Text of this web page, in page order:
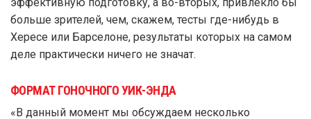
больше зрителей, чем, скажем, тесты где-нибудь в
Хересе или Барселоне, результаты которых на самом
деле практически ничего не значат.
ФОРМАТ ГОНОЧНОГО УИК-ЭНДА
«В данный момент мы обсуждаем несколько